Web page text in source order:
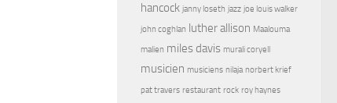
hancock janny loseth jazz joe louis walker
john coghlan luther allison Maalouma
malien miles davis murali coryell
musicien musiciens nilaja norbert krief
pat travers restaurant rock roy haynes